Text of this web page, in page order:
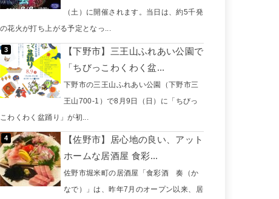
（土）に開催されます。当日は、約5千発
の花火が打ち上がる予定となっ...
【下野市】三王山ふれあい公園で
「ちびっこわくわく盆...
下野市の三王山ふれあい公園（下野市三
王山700-1）で8月9日（日）に「ちびっ
こわくわく盆踊り」が初...
【佐野市】居心地の良い、アット
ホームな居酒屋 食彩...
佐野市堀米町の居酒屋「食彩酒 奏（か
なで）」は、昨年7月のオープン以来、居